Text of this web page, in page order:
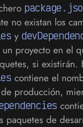
no existan los
y
un proyecto en el
si existirán.
contiene el
producción,
paquetes de